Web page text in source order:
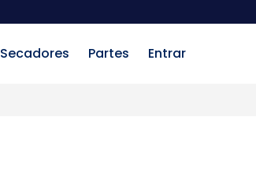
Secadores Partes Entrar